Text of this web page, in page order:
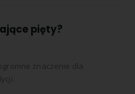
pięty?
znaczenie dla